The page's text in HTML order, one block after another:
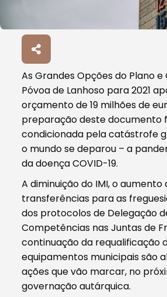
As Grandes Opções do Plano
Póvoa de Lanhoso para 2021
orçamento de 19 milhões de
preparação deste documento
condicionada pela catástrofe
o mundo se deparou – a
da doença COVID-19.
A diminuição do IMI, o aumento
transferências para as
dos protocolos de Delegação
Competências nas Juntas de
continuação da requalificação
equipamentos municipais são
ações que vão marcar, no
governação autárquica.